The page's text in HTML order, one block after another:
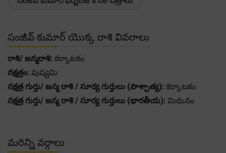
సంజీవ్ కుమార్ యొక్క రాశి వివరాలు
రాశి/ జన్మరాశి: కర్కాటకం
నక్షత్రం: పుష్యమి
నక్షత్ర గుర్తు/ జన్మ రాశి / సూర్య గుర్తులు (పాశ్చాత్య): కర్కాటకం
నక్షత్ర గుర్తు/ జన్మ రాశి / సూర్య గుర్తులు (భారతీయ): మిథునం
మరిన్ని వర్గాలు